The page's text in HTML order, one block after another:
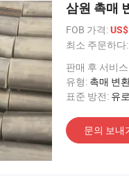
삼원 촉매
FOB 가격:
최소 주문하다:
판매 후 서비
유형: 촉매 변
표준 방전: 유
문의 보내